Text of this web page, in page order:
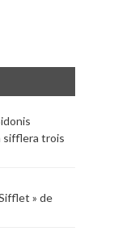
sifflera trois
» de